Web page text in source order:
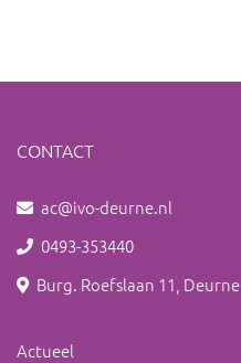
CONTACT
ac@ivo-deurne.nl
0493-353440
Burg. Roefslaan 11, Deurne
Actueel